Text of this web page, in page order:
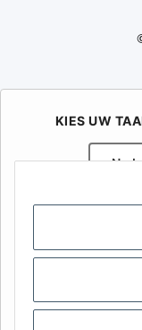
KIES UW
Uw specialist in
spécialiste